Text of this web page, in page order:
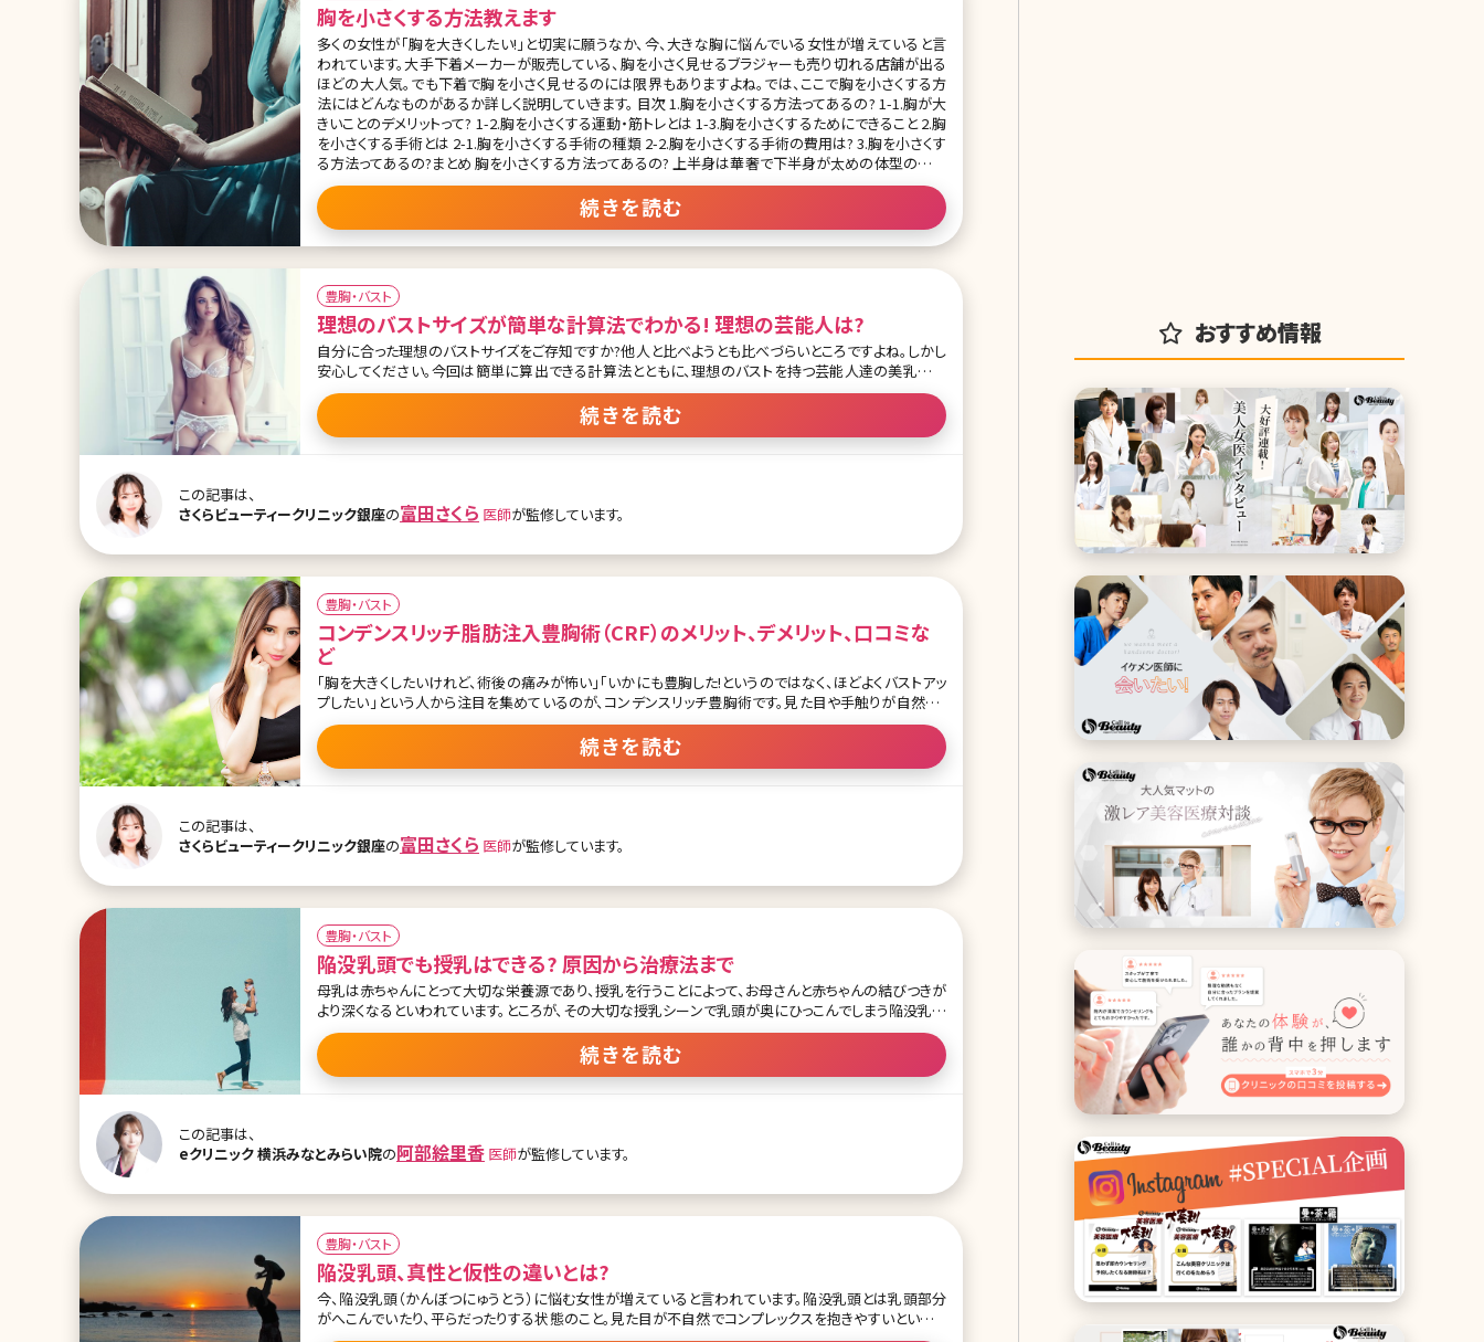
胸を小さくする方法教えます
多くの女性が「胸を大きくしたい!」と切実に願うなか、今、大きな胸に悩んでいる女性が増えていると言
われています。大手下着メーカーが販売している、胸を小さく見せるブラジャーも売り切れる店舗が出る
ほどの大人気。でも下着で胸を小さく見せるのには限界もありますよね。では、ここで胸を小さくする方
法にはどんなものがあるか詳しく説明していきます。 目次 1.胸を小さくする方法ってあるの? 1-1.胸が大
きいことのデメリットって? 1-2.胸を小さくする運動・筋トレとは 1-3.胸を小さくするためにできること 2.胸
を小さくする手術とは 2-1.胸を小さくする手術の種類 2-2.胸を小さくする手術の費用は? 3.胸を小さくす
る方法ってあるの?まとめ 胸を小さくする方法ってあるの? 上半身は華奢で下半身が太めの体型の人が
多い日本人女性。それだけに胸が大きいというと「
続きを読む
豊胸・バスト
理想のバストサイズが簡単な計算法でわかる! 理想の芸能人は?
自分に合った理想のバストサイズをご存知ですか?他人と比べようとも比べづらいところですよね。しかし
安心してください。今回は簡単に算出できる計算法とともに、理想のバストを持つ芸能人達の美乳の秘
訣までをご紹介します! 目次 1.自分の理想のバストサイズを知ろう 1-1.理想のバストサイズの計算法と
は? 1-2.理想のバストに大切なもの3つ 2.理想のバストを持つ芸能人3人! 2-1.小嶋陽菜 2-2.綾瀬はるか
2-3.深田恭子 2-4.筧美和子 3.まとめ〜芸能人のサイズは、全体的に細め! 【監修医師からのワンポイン
続きを読む
この記事は、
さくらビューティークリニック銀座の富田さくら 医師が監修しています。
豊胸・バスト
コンデンスリッチ脂肪注入豊胸術（CRF）のメリット、デメリット、口コミな
ど
「胸を大きくしたいけれど、術後の痛みが怖い」「いかにも豊胸した!というのではなく、ほどよくバストアッ
プしたい」という人から注目を集めているのが、コンデンスリッチ豊胸術です。見た目や手触りが自然、ダ
ウンタイムが短いなど、さまざまなメリットがあると言われているコンデンスリッチ豊胸がどんな方法な
のか、デメリットも含めて詳しくご紹介していきます。 1.コンデンスリッチ豊胸とは 1-1.コンデンスリッチ豊
胸のメリット 1-2.コンデンスリッチ豊胸のデメリット 1-3.コンデンスリッチ豊胸の施術プロセス 1-4.コン
続きを読む
この記事は、
さくらビューティークリニック銀座の富田さくら 医師が監修しています。
豊胸・バスト
陥没乳頭でも授乳はできる? 原因から治療法まで
母乳は赤ちゃんにとって大切な栄養源であり、授乳を行うことによって、お母さんと赤ちゃんの結びつきが
より深くなるといわれています。ところが、その大切な授乳シーンで乳頭が奥にひっこんでしまう陥没乳頭
という状態に悩まされることがあります。陥没乳頭とはどのような状態か説明させて頂くとともに、治療
法など医師の見解を取り入れながら解説して行くことにします。 もくじ 1.陥没乳頭とは 2.母乳のメリッ
ト・デメリット 3.陥没乳頭になってしまったときの授乳方法 4.陥没乳頭の治療法その1 5.陥没乳頭の治療
続きを読む
この記事は、
eクリニック 横浜みなとみらい院の阿部絵里香 医師が監修しています。
豊胸・バスト
陥没乳頭、真性と仮性の違いとは?
今、陥没乳頭（かんぼつにゅうとう）に悩む女性が増えていると言われています。陥没乳頭とは乳頭部分
がへこんでいたり、平らだったりする状態のこと。見た目が不自然でコンプレックスを抱きやすいというだ
おすすめ情報